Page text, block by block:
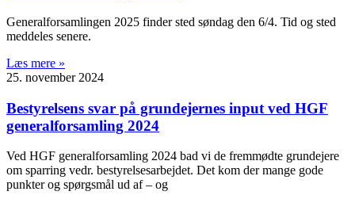
Generalforsamlingen 2025 finder sted søndag den 6/4. Tid og sted
meddeles senere.
Læs mere »
25. november 2024
Bestyrelsens svar på grundejernes input ved HGF
generalforsamling 2024
Ved HGF generalforsamling 2024 bad vi de fremmødte grundejere
om sparring vedr. bestyrelsesarbejdet. Det kom der mange gode
punkter og spørgsmål ud af – og